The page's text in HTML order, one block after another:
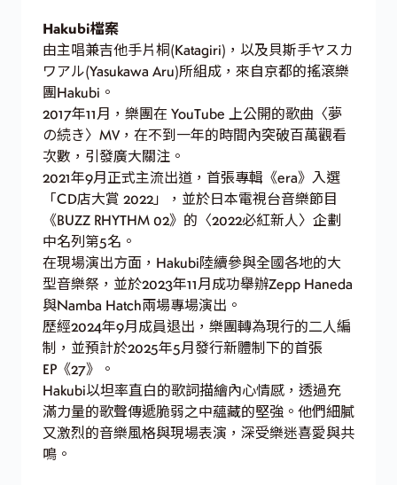
Hakubi檔案
由主唱兼吉他手片桐(Katagiri)，以及貝斯手ヤスカ
ワアル(Yasukawa Aru)所組成，來自京都的搖滾樂
團Hakubi。
2017年11月，樂團在 YouTube 上公開的歌曲〈夢
の続き〉MV，在不到一年的時間內突破百萬觀看
次數，引發廣大關注。
2021年9月正式主流出道，首張專輯《era》入選
「CD店大賞 2022」，並於日本電視台音樂節目
《BUZZ RHYTHM 02》的〈2022必紅新人〉企劃
中名列第5名。
在現場演出方面，Hakubi陸續參與全國各地的大
型音樂祭，並於2023年11月成功舉辦Zepp Haneda
與Namba Hatch兩場專場演出。
歷經2024年9月成員退出，樂團轉為現行的二人編
制，並預計於2025年5月發行新體制下的首張
EP《27》。
Hakubi以坦率直白的歌詞描繪內心情感，透過充
滿力量的歌聲傳遞脆弱之中蘊藏的堅強。他們細膩
又激烈的音樂風格與現場表演，深受樂迷喜愛與共
鳴。